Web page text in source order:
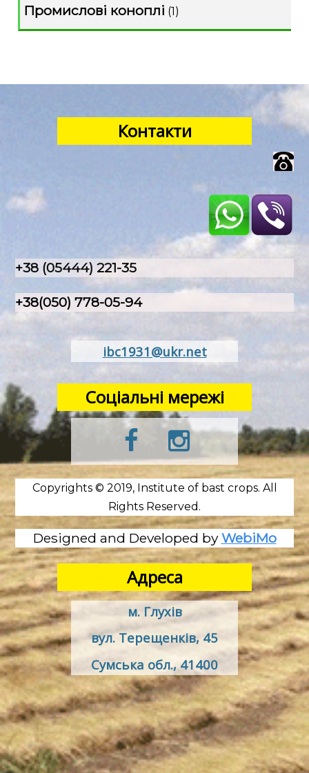
Промислові коноплі (1)
Контакти
+38 (05444) 221-35
+38(050) 778-05-94
ibc1931@ukr.net
Соціальні мережі
Copyrights © 2019, Institute of bast crops. All
Rights Reserved.
Designed and Developed by WebiMo
Адреса
м. Глухів
вул. Терещенків, 45
Сумська обл., 41400